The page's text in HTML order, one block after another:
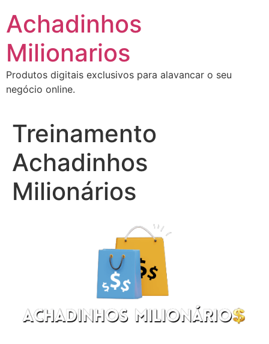
para
conteúdo
Achadinhos
Milionarios
Produtos digitais exclusivos para alavancar o seu
negócio online.
Treinamento
Achadinhos
Milionários